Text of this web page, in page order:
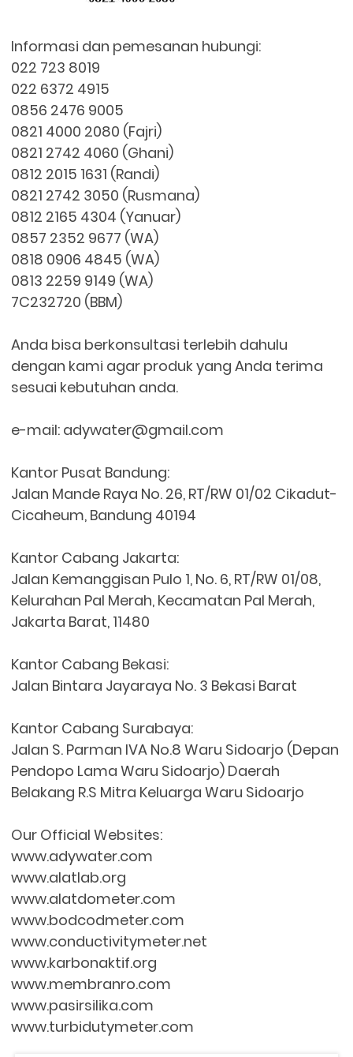
Informasi dan pemesanan hubungi:
022 723 8019
022 6372 4915
0856 2476 9005
0821 4000 2080 (Fajri)
0821 2742 4060 (Ghani)
0812 2015 1631 (Randi)
0821 2742 3050 (Rusmana)
0812 2165 4304 (Yanuar)
0857 2352 9677 (WA)
0818 0906 4845 (WA)
0813 2259 9149 (WA)
7C232720 (BBM)
Anda bisa berkonsultasi terlebih dahulu
dengan kami agar produk yang Anda terima
sesuai kebutuhan anda.
e-mail: adywater@gmail.com
Kantor Pusat Bandung:
Jalan Mande Raya No. 26, RT/RW 01/02 Cikadut-
Cicaheum, Bandung 40194
Kantor Cabang Jakarta:
Jalan Kemanggisan Pulo 1, No. 6, RT/RW 01/08,
Kelurahan Pal Merah, Kecamatan Pal Merah,
Jakarta Barat, 11480
Kantor Cabang Bekasi:
Jalan Bintara Jayaraya No. 3 Bekasi Barat
Kantor Cabang Surabaya:
Jalan S. Parman IVA No.8 Waru Sidoarjo (Depan
Pendopo Lama Waru Sidoarjo) Daerah
Belakang R.S Mitra Keluarga Waru Sidoarjo
Our Official Websites:
www.adywater.com
www.alatlab.org
www.alatdometer.com
www.bodcodmeter.com
www.conductivitymeter.net
www.karbonaktif.org
www.membranro.com
www.pasirsilika.com
www.turbidutymeter.com